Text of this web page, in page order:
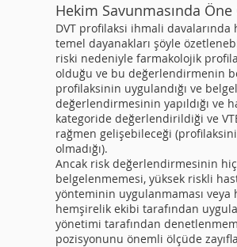
Hekim Savunmasında
DVT profilaksi ihmali davalarında
temel dayanakları şöyle
riski nedeniyle farmakolojik
olduğu ve bu değerlendirmenin
profilaksinin uygulandığı ve
değerlendirmesinin yapıldığı ve
kategoride değerlendirildiği ve
rağmen gelişebileceği
olmadığı).
Ancak risk değerlendirmesinin hiç
belgelenmemesi, yüksek riskli
yönteminin uygulanmaması
hemşirelik ekibi tarafından
yönetimi tarafından
pozisyonunu önemli ölçüde